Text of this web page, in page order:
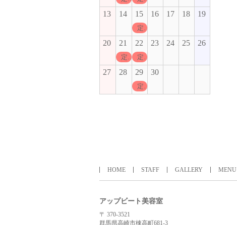
13 14 15
定休日
16 17 18 19
20 21
定休日
22
定休日
23 24 25 26
27 28 29
定休日
30
HOME STAFF GALLERY MENU
アップビート美容室
〒 370-3521
群馬県高崎市棟高町681-3